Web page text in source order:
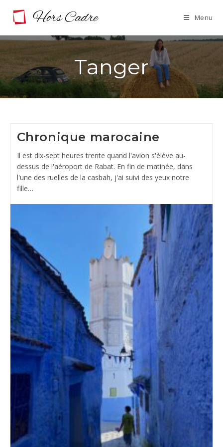
Menu
Tanger
Chronique marocaine
Il est dix-sept heures trente quand l'avion s'élève au-
dessus de l'aéroport de Rabat. En fin de matinée, dans
l'une des ruelles de la casbah, j'ai suivi des yeux notre
fille…